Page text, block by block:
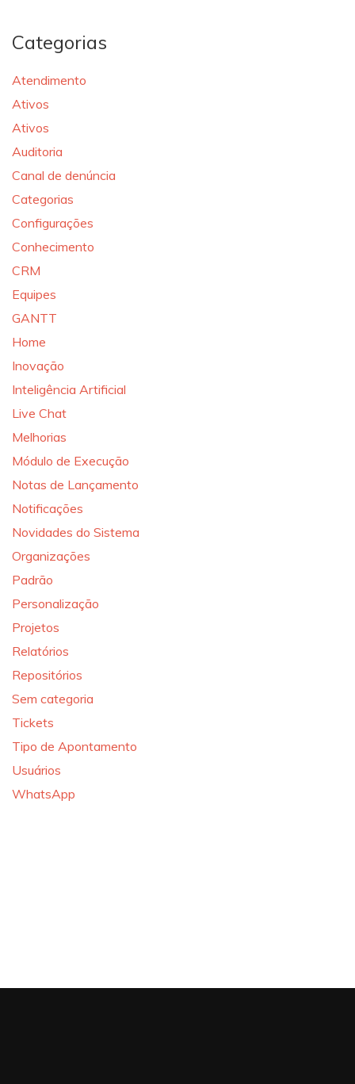
Categorias
Atendimento
Ativos
Ativos
Auditoria
Canal de denúncia
Categorias
Configurações
Conhecimento
CRM
Equipes
GANTT
Home
Inovação
Inteligência Artificial
Live Chat
Melhorias
Módulo de Execução
Notas de Lançamento
Notificações
Novidades do Sistema
Organizações
Padrão
Personalização
Projetos
Relatórios
Repositórios
Sem categoria
Tickets
Tipo de Apontamento
Usuários
WhatsApp